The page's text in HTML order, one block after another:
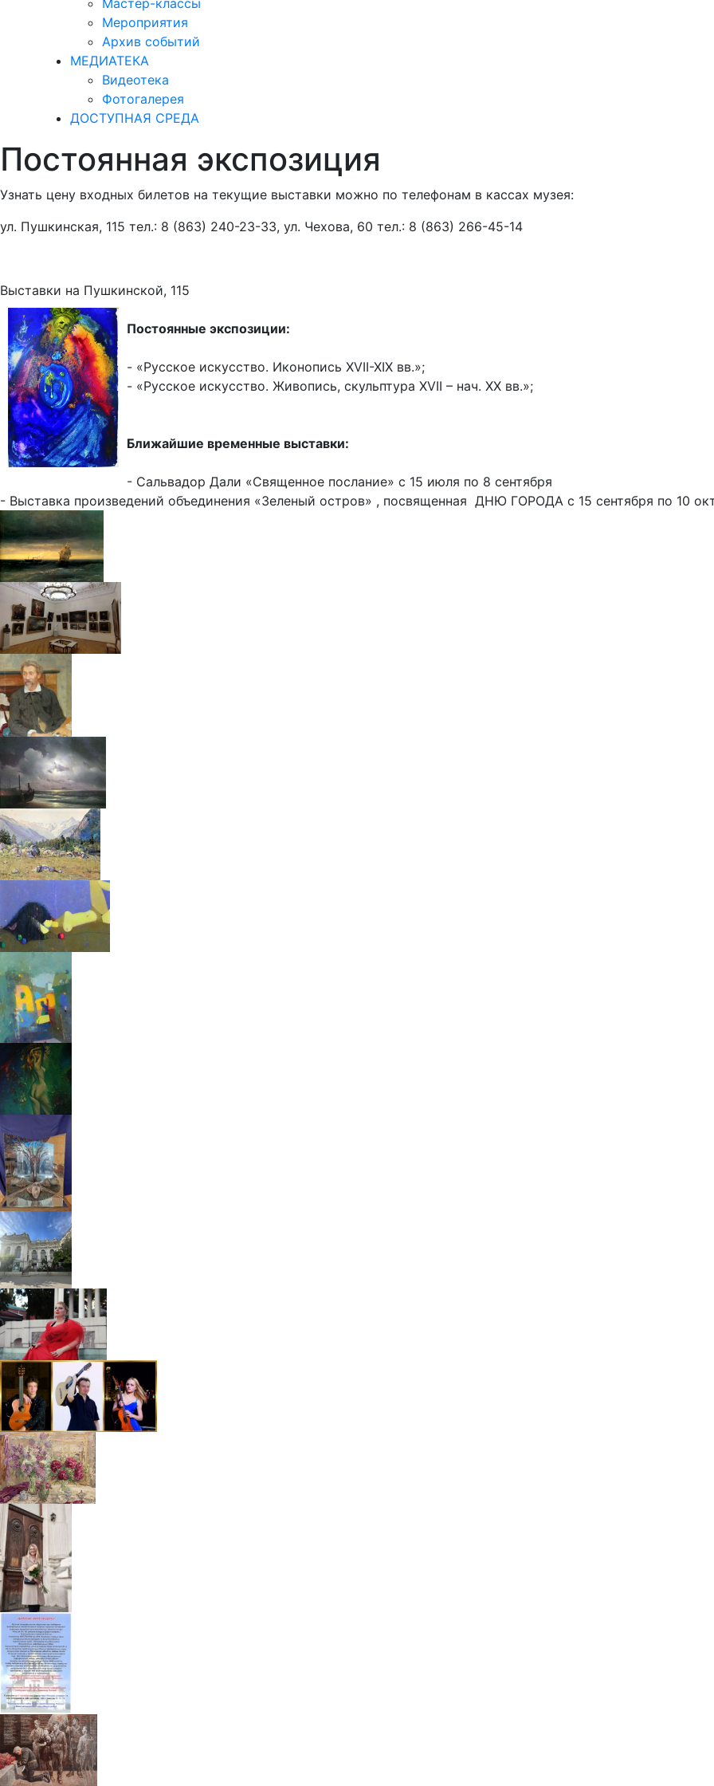
Мастер-классы
Мероприятия
Архив событий
МЕДИАТЕКА
Видеотека
Фотогалерея
ДОСТУПНАЯ СРЕДА
Постоянная экспозиция
Узнать цену входных билетов на текущие выставки можно по телефонам в кассах музея:
ул. Пушкинская, 115 тел.: 8 (863) 240-23-33, ул. Чехова, 60 тел.: 8 (863) 266-45-14
Выставки на Пушкинской, 115
Постоянные экспозиции:
- «Русское искусство. Иконопись XVII-XIX вв.»;
- «Русское искусство. Живопись, скульптура XVII – нач. XX вв.»;
Ближайшие временные выставки:
- Сальвадор Дали «Священное послание» с 15 июля по 8 сентября
- Выставка произведений объединения «Зеленый остров» , посвященная ДНЮ ГОРОДА с 15 сентября по 10